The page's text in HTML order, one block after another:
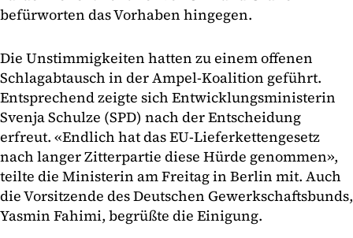
befürworten das Vorhaben hingegen.
Die Unstimmigkeiten hatten zu einem offenen
Schlagabtausch in der Ampel-Koalition geführt.
Entsprechend zeigte sich Entwicklungsministerin
Svenja Schulze (SPD) nach der Entscheidung
erfreut. «Endlich hat das EU-Lieferkettengesetz
nach langer Zitterpartie diese Hürde genommen»,
teilte die Ministerin am Freitag in Berlin mit. Auch
die Vorsitzende des Deutschen Gewerkschaftsbunds,
Yasmin Fahimi, begrüßte die Einigung.